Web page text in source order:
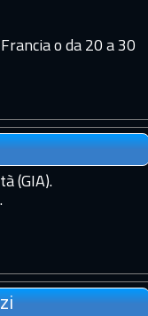
o da 20 a 30
(GIA).